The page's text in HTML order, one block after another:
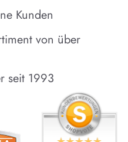
Kunden
von über
seit 1993